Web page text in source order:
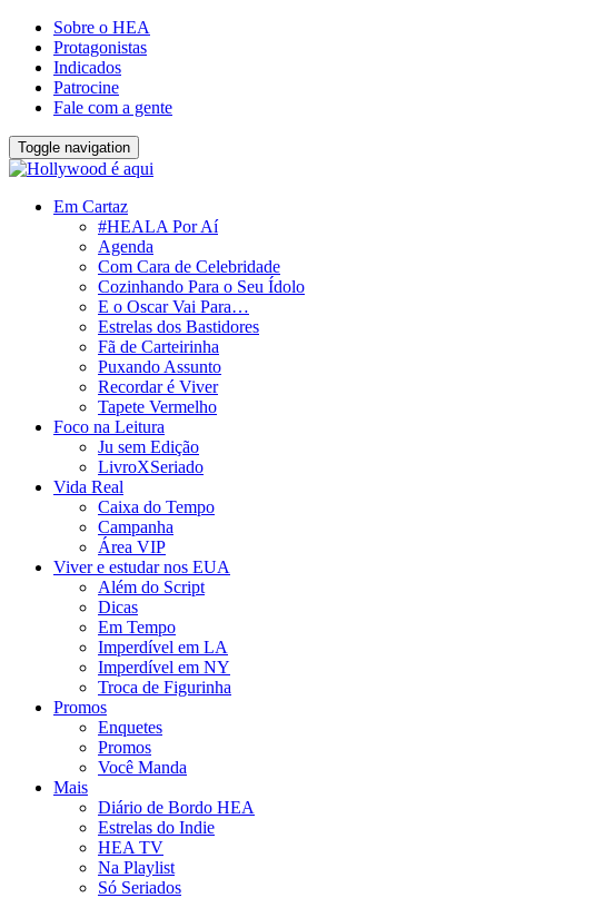
Sobre o HEA
Protagonistas
Indicados
Patrocine
Fale com a gente
Toggle navigation
Em Cartaz
#HEALA Por Aí
Agenda
Com Cara de Celebridade
Cozinhando Para o Seu Ídolo
E o Oscar Vai Para…
Estrelas dos Bastidores
Fã de Carteirinha
Puxando Assunto
Recordar é Viver
Tapete Vermelho
Foco na Leitura
Ju sem Edição
LivroXSeriado
Vida Real
Caixa do Tempo
Campanha
Área VIP
Viver e estudar nos EUA
Além do Script
Dicas
Em Tempo
Imperdível em LA
Imperdível em NY
Troca de Figurinha
Promos
Enquetes
Promos
Você Manda
Mais
Diário de Bordo HEA
Estrelas do Indie
HEA TV
Na Playlist
Só Seriados